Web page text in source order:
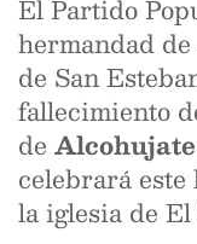
El Partido
hermandad
de San
fallecimiento
de Alcohujate
celebrará este
la iglesia de